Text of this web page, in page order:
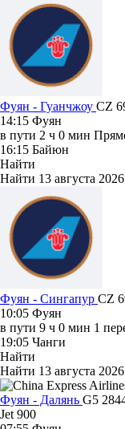
Фуян - Гуанчжоу CZ
14:15 Фуян
в пути 2 ч 0 мин
16:15 Байюн
Найти
Найти 13 августа 2026
Фуян - Сингапур CZ
10:05 Фуян
в пути 9 ч 0 мин 1
19:05 Чанги
Найти
Найти 13 августа 2026
Фуян - Далянь G5
Jet 900